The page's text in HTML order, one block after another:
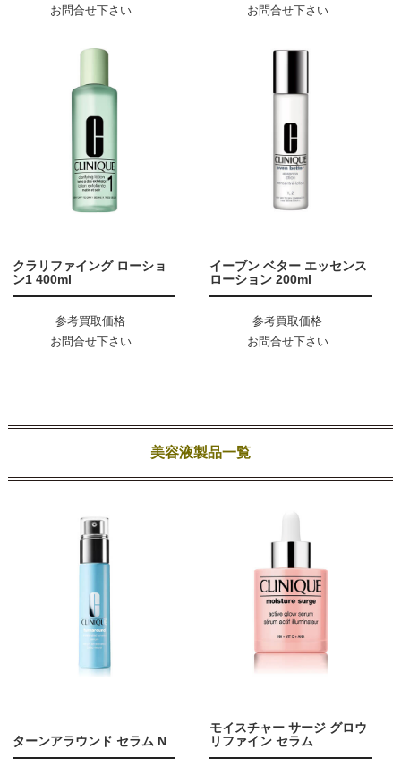
お問合せ下さい お問合せ下さい
クラリファイング ローショ
ン1 400ml
参考買取価格
お問合せ下さい
イーブン ベター エッセンス
ローション 200ml
参考買取価格
お問合せ下さい
美容液製品一覧
ターンアラウンド セラム N
モイスチャー サージ グロウ
リファイン セラム